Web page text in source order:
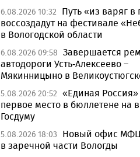
6.08.2026 10:32
Путь «из варяг в
воссоздадут на фестивале
в Вологодской области
6.08.2026 09:58 Завершается
автодороги Усть-Алексеево –
Мякинницыно в
5.08.2026 20:52 «Единая
первое место в бюллетене на
Госдуму
5.08.2026 18:03
Новый офис МФЦ
в заречной части Вологды